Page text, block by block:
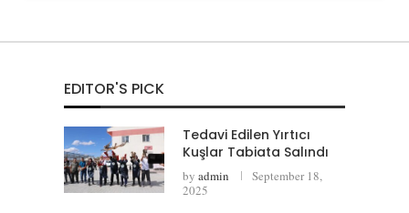
EDITOR'S PICK
Tedavi Edilen Yırtıcı
Kuşlar Tabiata Salındı
by admin
September 18,
2025